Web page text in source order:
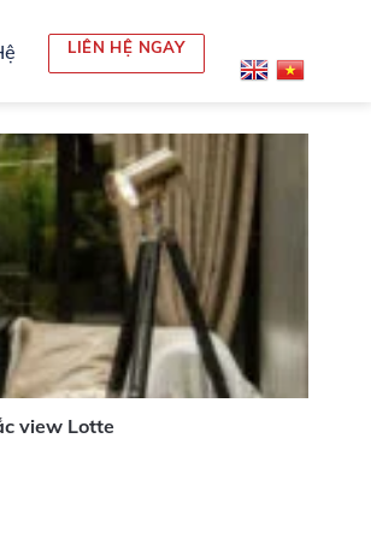
LIÊN HỆ NGAY
view Lotte